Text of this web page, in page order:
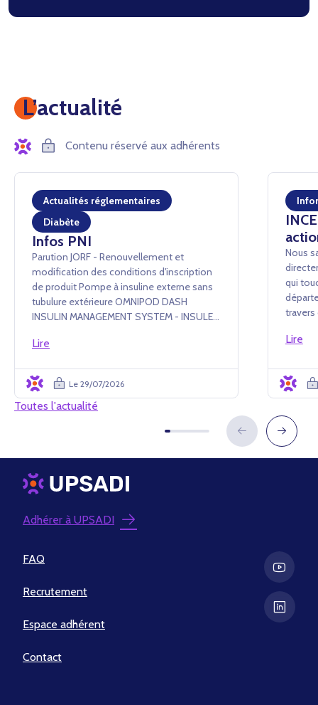
L’actualité
Contenu réservé aux adhérents
Actualités réglementaires
Diabète
Infos PNI
Parution JORF - Renouvellement et
modification des conditions d'inscription
de produit Pompe à insuline externe sans
tubulure extérieure OMNIPOD DASH
INSULIN MANAGEMENT SYSTEM - INSULET
renouvellement d'inscription et
Lire
Le 29/07/2026
Nous
qui
Lire
Toutes l'actualité
Adhérer à UPSADI
FAQ
Recrutement
Espace adhérent
Contact